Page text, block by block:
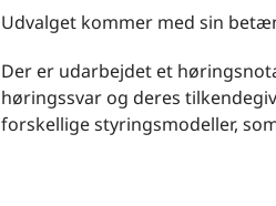
Udvalget kommer med sin
Der er udarbejdet et
høringssvar og deres
forskellige styringsmodeller,